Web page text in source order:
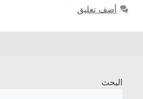
أضف تعليق
البحث